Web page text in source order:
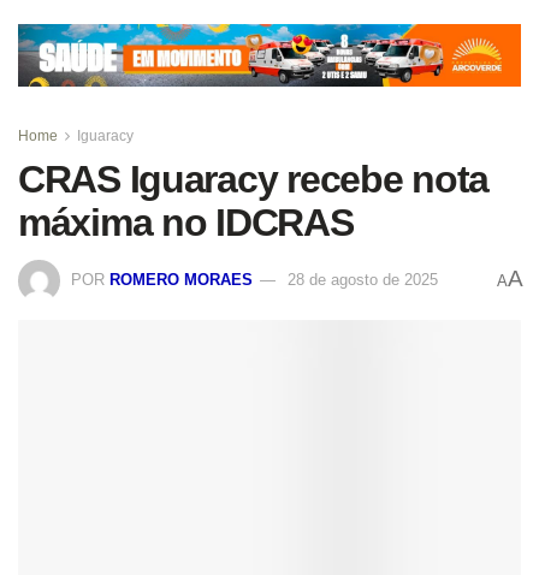
Home Iguaracy
CRAS Iguaracy recebe nota
máxima no IDCRAS
POR ROMERO MORAES 28 de agosto de 2025 AA